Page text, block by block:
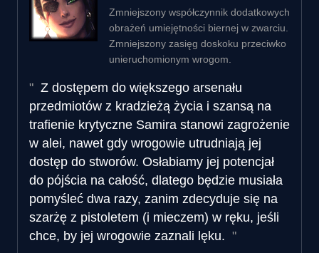
Zmniejszony współczynnik dodatkowych
obrażeń umiejętności biernej w zwarciu.
Zmniejszony zasięg doskoku przeciwko
unieruchomionym wrogom.
Z dostępem do większego arsenału
przedmiotów z kradzieżą życia i szansą na
trafienie krytyczne Samira stanowi zagrożenie
w alei, nawet gdy wrogowie utrudniają jej
dostęp do stworów. Osłabiamy jej potencjał
do pójścia na całość, dlatego będzie musiała
pomyśleć dwa razy, zanim zdecyduje się na
szarżę z pistoletem (i mieczem) w ręku, jeśli
chce, by jej wrogowie zaznali lęku.